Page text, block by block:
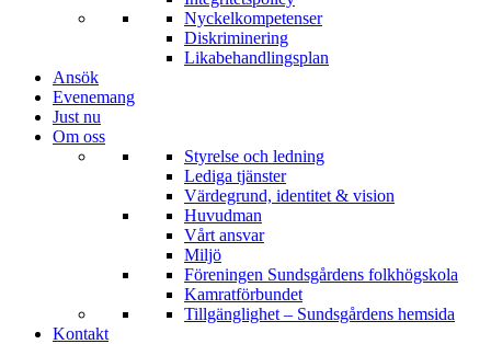
Nyckelkompetenser
Diskriminering
Likabehandlingsplan
Ansök
Evenemang
Just nu
Om oss
Styrelse och ledning
Lediga tjänster
Värdegrund, identitet & vision
Huvudman
Vårt ansvar
Miljö
Föreningen Sundsgårdens folkhögskola
Kamratförbundet
Tillgänglighet – Sundsgårdens hemsida
Kontakt